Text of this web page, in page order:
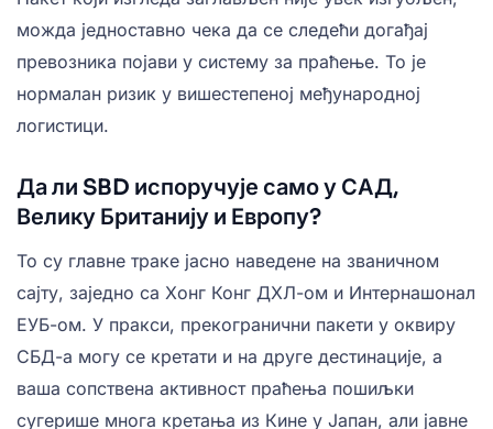
можда једноставно чека да се следећи догађај
превозника појави у систему за праћење. То је
нормалан ризик у вишестепеној међународној
логистици.
Да ли SBD испоручује само у САД,
Велику Британију и Европу?
То су главне траке јасно наведене на званичном
сајту, заједно са Хонг Конг ДХЛ-ом и Интернашонал
ЕУБ-ом. У пракси, прекогранични пакети у оквиру
СБД-а могу се кретати и на друге дестинације, а
ваша сопствена активност праћења пошиљки
сугерише многа кретања из Кине у Јапан, али јавне